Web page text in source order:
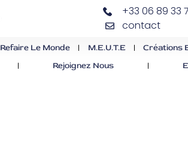
+33 06 89 33
contact
Refaire Le Monde M.E.U.T.E Créations
Rejoignez Nous